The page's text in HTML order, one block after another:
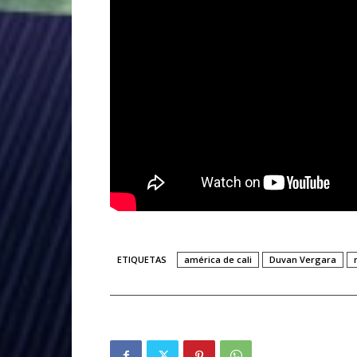
ETIQUETAS américa de cali Duvan Vergara